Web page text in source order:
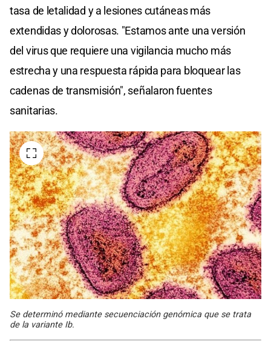
tasa de letalidad y a lesiones cutáneas más
extendidas y dolorosas. "Estamos ante una versión
del virus que requiere una vigilancia mucho más
estrecha y una respuesta rápida para bloquear las
cadenas de transmisión", señalaron fuentes
sanitarias.
Se determinó mediante secuenciación genómica que se trata
de la variante Ib.